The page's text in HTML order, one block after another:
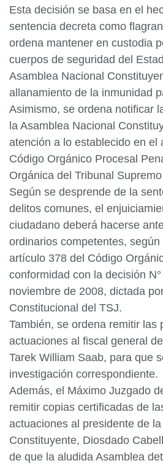
Esta decisión se basa en el
sentencia decreta como
ordena mantener en custodia
cuerpos de seguridad del
Asamblea Nacional
allanamiento de la inmunidad
Asimismo, se ordena notificar
la Asamblea Nacional
atención a lo establecido en el
Código Orgánico Procesal
Orgánica del Tribunal
Según se desprende de la
delitos comunes, el
ciudadano deberá hacerse
ordinarios competentes,
artículo 378 del Código
conformidad con la decisión
noviembre de 2008, dictada
Constitucional del TSJ.
También, se ordena remitir las
actuaciones al fiscal general
Tarek William Saab, para que
investigación correspondiente.
Además, el Máximo Juzgado
remitir copias certificadas de
actuaciones al presidente de
Constituyente, Diosdado
de que la aludida Asamblea